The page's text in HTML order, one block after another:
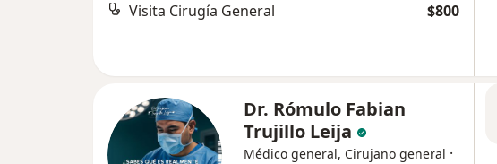
Visita Cirugía General $800
Dr. Rómulo Fabian
Trujillo Leija
Médico general, Cirujano general ·